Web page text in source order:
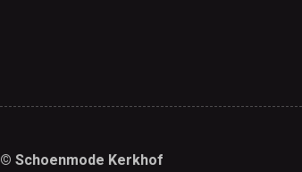
© Schoenmode Kerkhof